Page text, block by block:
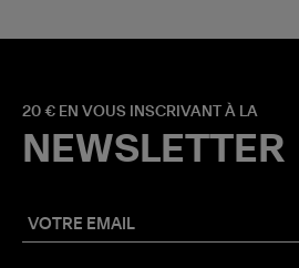
20 € EN VOUS INSCRIVANT À LA
NEWSLETTER